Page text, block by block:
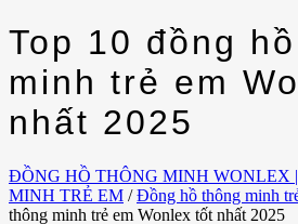
Top 10 đồng
minh trẻ em
nhất 2025
ĐỒNG HỒ THÔNG MINH WONLEX
MINH TRẺ EM / Đồng hồ thông minh
thông minh trẻ em Wonlex tốt nhất 2025